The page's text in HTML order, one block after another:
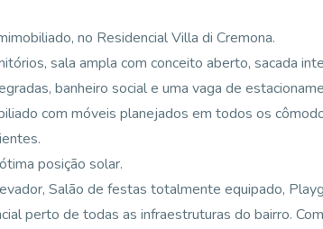
no Residencial Villa di Cremona.
sala ampla com conceito aberto, sacada
banheiro social e uma vaga de
com móveis planejados em todos os
posição solar.
Salão de festas totalmente equipado,
perto de todas as infraestruturas do bairro.